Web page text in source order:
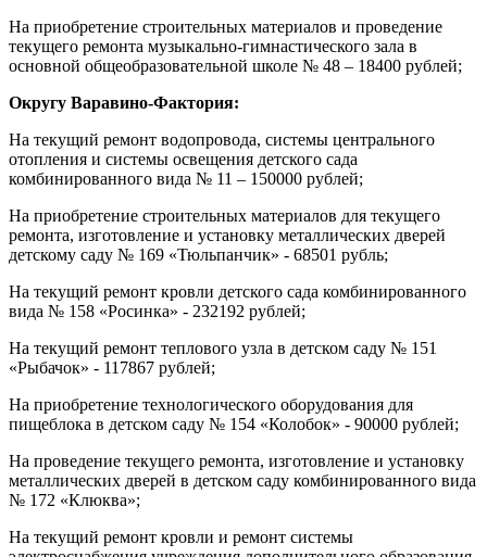
На приобретение строительных материалов и проведение
текущего ремонта музыкально-гимнастического зала в
основной общеобразовательной школе № 48 – 18400 рублей;
Округу Варавино-Фактория:
На текущий ремонт водопровода, системы центрального
отопления и системы освещения детского сада
комбинированного вида № 11 – 150000 рублей;
На приобретение строительных материалов для текущего
ремонта, изготовление и установку металлических дверей
детскому саду № 169 «Тюльпанчик» - 68501 рубль;
На текущий ремонт кровли детского сада комбинированного
вида № 158 «Росинка» - 232192 рублей;
На текущий ремонт теплового узла в детском саду № 151
«Рыбачок» - 117867 рублей;
На приобретение технологического оборудования для
пищеблока в детском саду № 154 «Колобок» - 90000 рублей;
На проведение текущего ремонта, изготовление и установку
металлических дверей в детском саду комбинированного вида
№ 172 «Клюква»;
На текущий ремонт кровли и ремонт системы